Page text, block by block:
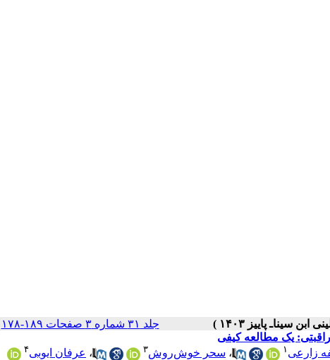
جلد ۳۱ شماره ۳ صفحات ۱۸۹-۱۷۸
زارعی ۱ ، سحر خوش‌روش۳ ، عرفان ایوبی۴